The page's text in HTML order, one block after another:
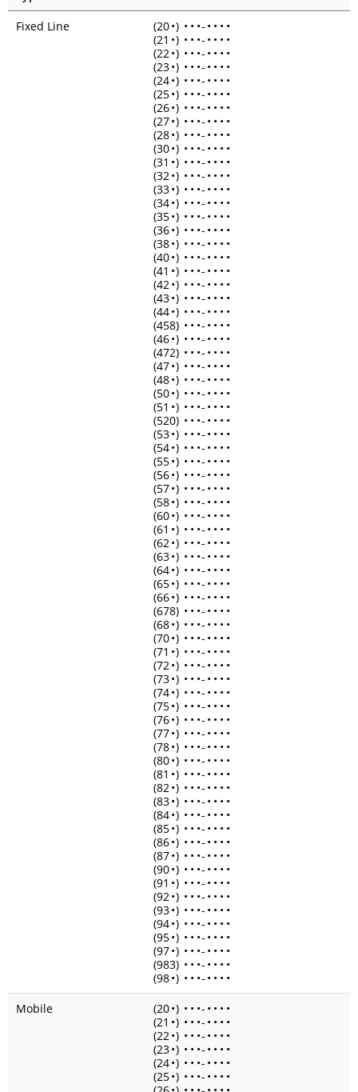
Fixed Line
(20•) • • •- • • • •
(21 •) • • •- • • • •
(22•) • • •- • • • •
(23•) • • •- • • • •
(24•) • • •- • • • •
(25•) • • •- • • • •
(26•) • • •- • • • •
(27•) • • •- • • • •
(28•) • • •- • • • •
(30•) • • •- • • • •
(31 •) • • •- • • • •
(32•) • • •- • • • •
(33•) • • •- • • • •
(34•) • • •- • • • •
(35•) • • •- • • • •
(36•) • • •- • • • •
(38•) • • •- • • • •
(40•) • • •- • • • •
(41 •) • • •- • • • •
(42•) • • •- • • • •
(43•) • • •- • • • •
(44•) • • •- • • • •
(458) • • •- • • • •
(46•) • • •- • • • •
(472) • • •- • • • •
(47•) • • •- • • • •
(48•) • • •- • • • •
(50•) • • •- • • • •
(51 •) • • •- • • • •
(520) • • •- • • • •
(53•) • • •- • • • •
(54•) • • •- • • • •
(55•) • • •- • • • •
(56•) • • •- • • • •
(57•) • • •- • • • •
(58•) • • •- • • • •
(60•) • • •- • • • •
(61 •) • • •- • • • •
(62•) • • •- • • • •
(63•) • • •- • • • •
(64•) • • •- • • • •
(65•) • • •- • • • •
(66•) • • •- • • • •
(678) • • •- • • • •
(68•) • • •- • • • •
(70•) • • •- • • • •
(71 •) • • •- • • • •
(72•) • • •- • • • •
(73•) • • •- • • • •
(74•) • • •- • • • •
(75•) • • •- • • • •
(76•) • • •- • • • •
(77•) • • •- • • • •
(78•) • • •- • • • •
(80•) • • •- • • • •
(81 •) • • •- • • • •
(82•) • • •- • • • •
(83•) • • •- • • • •
(84•) • • •- • • • •
(85•) • • •- • • • •
(86•) • • •- • • • •
(87•) • • •- • • • •
(90•) • • •- • • • •
(91 •) • • •- • • • •
(92•) • • •- • • • •
(93•) • • •- • • • •
(94•) • • •- • • • •
(95•) • • •- • • • •
(97•) • • •- • • • •
(983) • • •- • • • •
(98•) • • •- • • • •
Mobile
(20•) • • •- • • • •
(21 •) • • •- • • • •
(22•) • • •- • • • •
(23•) • • •- • • • •
(24•) • • •- • • • •
(25•) • • •- • • • •